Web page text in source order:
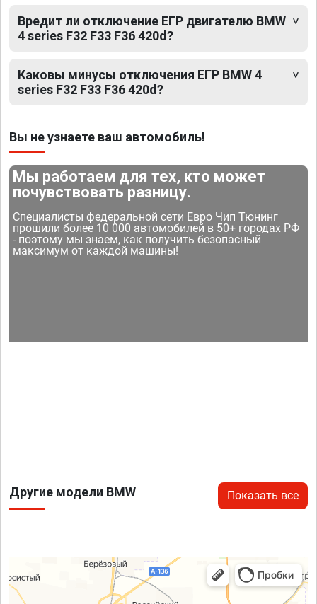
Вредит ли отключение ЕГР двигателю BMW
4 series F32 F33 F36 420d?
Каковы минусы отключения ЕГР BMW 4
series F32 F33 F36 420d?
Вы не узнаете ваш автомобиль!
Мы работаем для тех, кто может
почувствовать разницу.
Специалисты федеральной сети Евро Чип Тюнинг
прошили более 10 000 автомобилей в 50+ городах РФ
- поэтому мы знаем, как получить безопасный
максимум от каждой машины!
Другие модели BMW Показать все